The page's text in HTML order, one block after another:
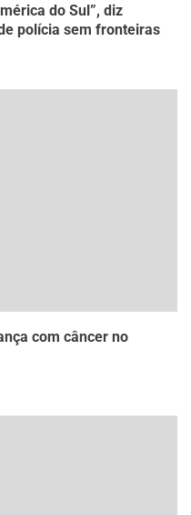
do Sul”, diz
polícia sem fronteiras
com câncer no